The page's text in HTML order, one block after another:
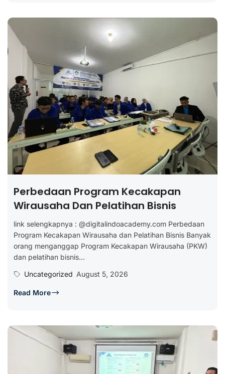
Perbedaan Program Kecakapan
Wirausaha Dan Pelatihan Bisnis
link selengkapnya : @digitalindoacademy.com Perbedaan
Program Kecakapan Wirausaha dan Pelatihan Bisnis Banyak
orang menganggap Program Kecakapan Wirausaha (PKW)
dan pelatihan bisnis...
Uncategorized August 5, 2026
Read More